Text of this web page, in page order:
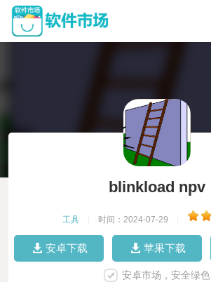
blinkload npv
工具 时间：2024-07-29
安卓下载 苹果下载
安卓市场，安全绿色